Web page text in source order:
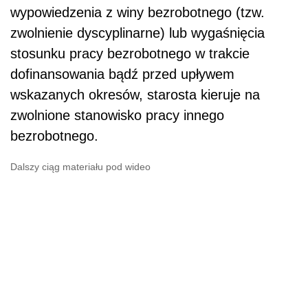
wypowiedzenia z winy bezrobotnego (tzw.
zwolnienie dyscyplinarne) lub wygaśnięcia
stosunku pracy bezrobotnego w trakcie
dofinansowania bądź przed upływem
wskazanych okresów, starosta kieruje na
zwolnione stanowisko pracy innego
bezrobotnego.
Dalszy ciąg materiału pod wideo